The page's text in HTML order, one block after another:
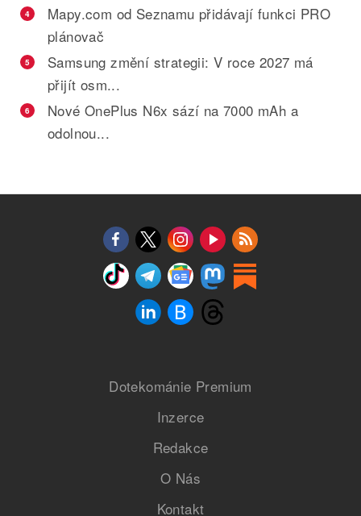
4
Mapy.com od Seznamu přidávají funkci PRO
plánovač
5
Samsung změní strategii: V roce 2027 má
přijít osm...
6
Nové OnePlus N6x sází na 7000 mAh a
odolnou...
Dotekománie Premium
Inzerce
Redakce
O Nás
Kontakt